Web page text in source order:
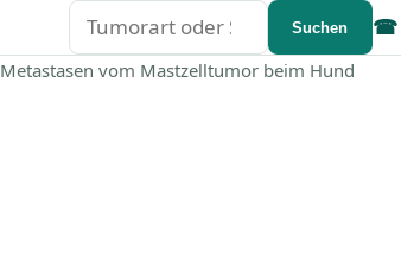
☎
Suchen Suchen
Metastasen vom Mastzelltumor beim Hund